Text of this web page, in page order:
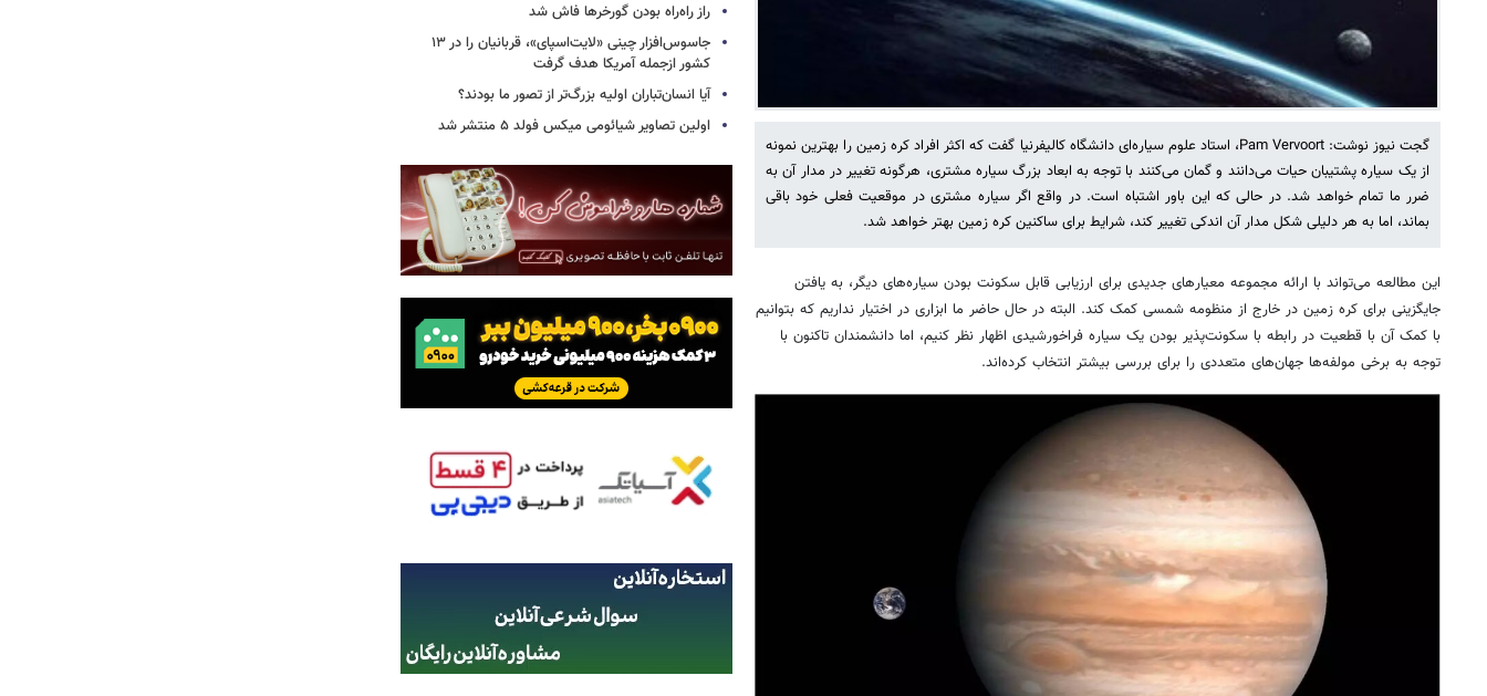
گجت نیوز نوشت: Pam Vervoort، استاد علوم سیاره‌ای دانشگاه کالیفرنیا گفت که اکثر افراد کره زمین را بهترین نمونه
از یک سیاره پشتیبان حیات می‌دانند و گمان می‌کنند با توجه به ابعاد بزرگ سیاره مشتری، هرگونه تغییر در مدار آن به
ضرر ما تمام خواهد شد. در حالی که این باور اشتباه است. در واقع اگر سیاره مشتری در موقعیت فعلی خود باقی
بماند، اما به هر دلیلی شکل مدار آن اندکی تغییر کند، شرایط برای ساکنین کره زمین بهتر خواهد شد.
این مطالعه می‌تواند با ارائه مجموعه معیارهای جدیدی برای ارزیابی قابل سکونت بودن سیاره‌های دیگر، به یافتن
جایگزینی برای کره زمین در خارج از منظومه شمسی کمک کند. البته در حال حاضر ما ابزاری در اختیار نداریم که بتوانیم
با کمک آن با قطعیت در رابطه با سکونت‌پذیر بودن یک سیاره فراخورشیدی اظهار نظر کنیم، اما دانشمندان تاکنون با
توجه به برخی مولفه‌ها جهان‌های متعددی را برای بررسی بیشتر انتخاب کرده‌اند.
راز راه‌راه بودن گورخرها فاش شد
جاسوس‌افزار چینی «لایت‌اسپای»، قربانیان را در ۱۳
کشور ازجمله آمریکا هدف گرفت
آیا انسان‌تباران اولیه بزرگ‌تر از تصور ما بودند؟
اولین تصاویر شیائومی میکس فولد ۵ منتشر شد